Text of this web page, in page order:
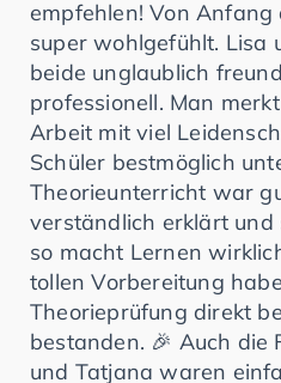
empfehlen! Von
super wohlgefühlt. Lisa
beide unglaublich
professionell. Man
Arbeit mit viel
Schüler bestmöglich
Theorieunterricht war
verständlich erklärt
so macht Lernen
tollen Vorbereitung
Theorieprüfung direkt
bestanden. 🎉 Auch die
und Tatjana waren